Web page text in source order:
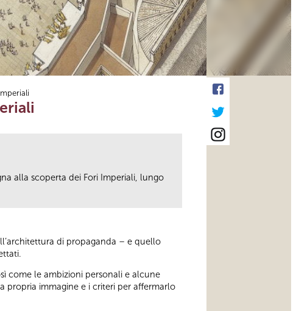
alla scoperta dei Fori Imperiali, lungo
di propaganda – e quello
come le ambizioni personali e alcune
propria immagine e i criteri per affermarlo